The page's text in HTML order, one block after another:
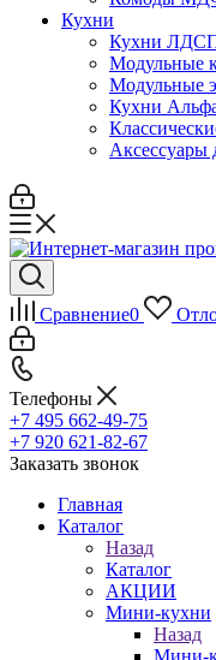
Кухни
Кухни
Модульные
Модульные
Кухни
Аксессуары
Сравнение0
Телефоны
+7 495 662-49-75
+7 920 621-82-67
Заказать звонок
Главная
Каталог
Назад
Каталог
АКЦИИ
Мини-кухни
Назад
Мини-